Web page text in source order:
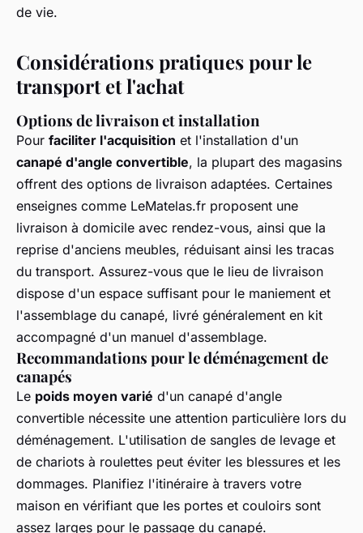
de vie.
Considérations pratiques pour le
transport et l'achat
Options de livraison et installation
Pour faciliter l'acquisition et l'installation d'un
canapé d'angle convertible, la plupart des magasins
offrent des options de livraison adaptées. Certaines
enseignes comme LeMatelas.fr proposent une
livraison à domicile avec rendez-vous, ainsi que la
reprise d'anciens meubles, réduisant ainsi les tracas
du transport. Assurez-vous que le lieu de livraison
dispose d'un espace suffisant pour le maniement et
l'assemblage du canapé, livré généralement en kit
accompagné d'un manuel d'assemblage.
Recommandations pour le déménagement de
canapés
Le poids moyen varié d'un canapé d'angle
convertible nécessite une attention particulière lors du
déménagement. L'utilisation de sangles de levage et
de chariots à roulettes peut éviter les blessures et les
dommages. Planifiez l'itinéraire à travers votre
maison en vérifiant que les portes et couloirs sont
assez larges pour le passage du canapé.